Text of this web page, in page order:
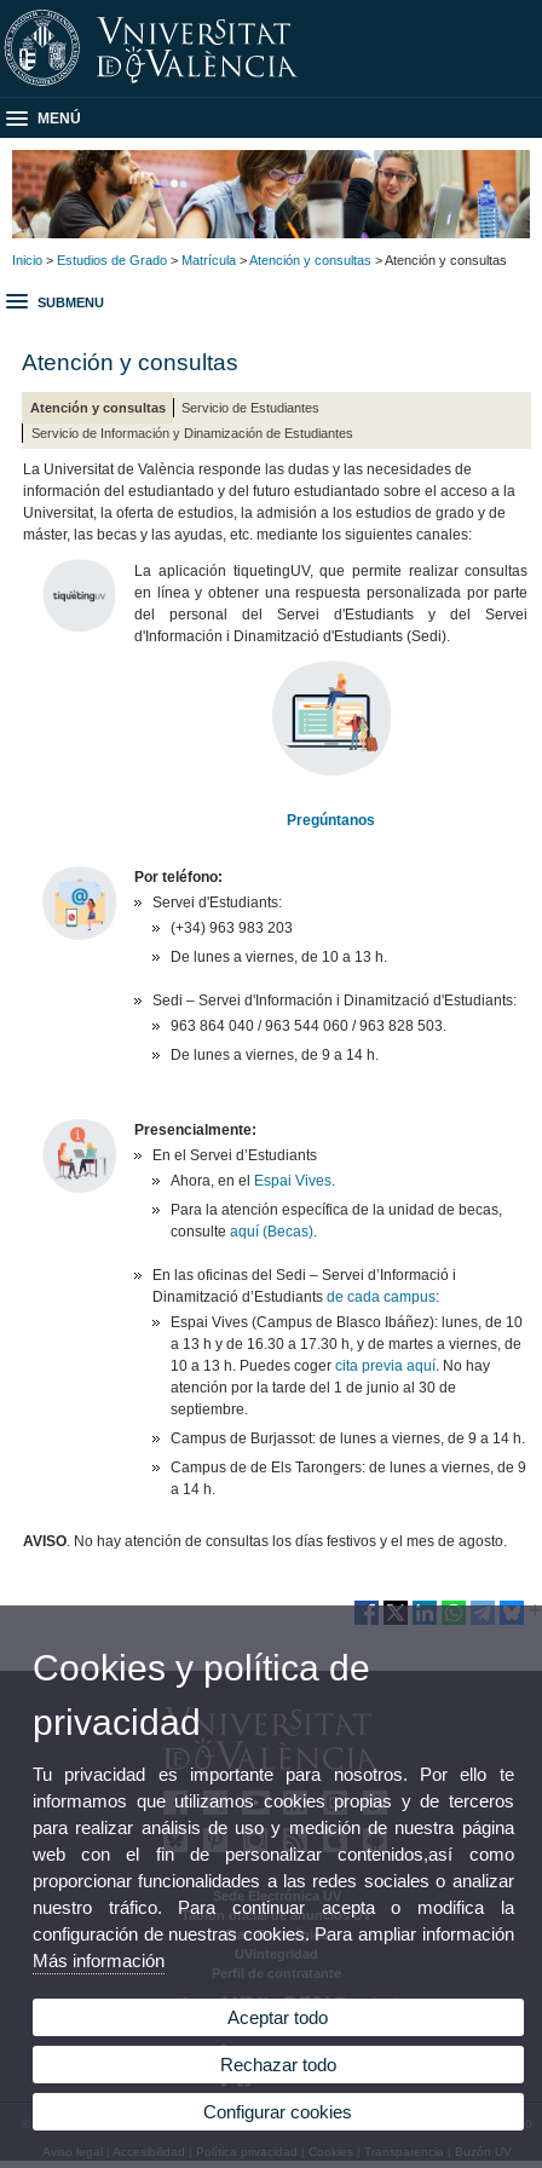
MENÚ
Inicio > Estudios de Grado > Matrícula >Atención y consultas > Atención y consultas
SUBMENU
Atención y consultas
Atención y consultas
Servicio de Estudiantes
Servicio de Información y Dinamización de Estudiantes
La Universitat de València responde las dudas y las necesidades de
información del estudiantado y del futuro estudiantado sobre el acceso a la
Universitat, la oferta de estudios, la admisión a los estudios de grado y de
máster, las becas y las ayudas, etc. mediante los siguientes canales:
La aplicación tiquetingUV, que permite realizar consultas
en línea y obtener una respuesta personalizada por parte
del personal del Servei d'Estudiants y del Servei
d'Información i Dinamització d'Estudiants (Sedi).
Pregúntanos
Por teléfono:
Servei d'Estudiants:
(+34) 963 983 203
De lunes a viernes, de 10 a 13 h.
Sedi –Servei d'Información i Dinamització d'Estudiants:
963 864 040 / 963 544 060 / 963 828 503.
De lunes a viernes, de 9 a 14 h.
Presencialmente:
En el Servei d’Estudiants
Ahora, en el
Espai Vives.
Para la atención específica de la unidad de becas,
consulteaquí (Becas).
En las oficinas del Sedi – Servei d’Informació i
Dinamització d’Estudiantsde cada campus:
Espai Vives (Campus de Blasco Ibáñez): lunes, de 10
a 13 h y de 16.30 a 17.30 h, y de martes a viernes, de
10 a 13 h. Puedes cogercita previa aquí. No hay
atención por la tarde del 1 de junio al 30 de
septiembre.
Campus de Burjassot:de lunes a viernes, de 9 a 14 h.
Campus de de Els Tarongers: de lunes a viernes, de 9
a 14 h.
AVISO. No hay atención de consultas los días festivos y el mes de agosto.
Sede Electrónica UV
Tablón oficial de anuncios UV
Plan Estratégico
UVintegridad
Perfil de contratante
© 2026 UV. - Av. Blasco Ibáñez, 13. 46010 València. Espanya. Tel. UV: (+34) 963 86 41 00
Aviso legal Accesibilidad Política privacidad Cookies Transparencia Buzón UV
Cookies y política de
privacidad
Tu privacidad es importante para nosotros. Por ello te
informamos que utilizamos cookies propias y de terceros
para realizar análisis de uso y medición de nuestra página
web con el fin de personalizar contenidos,así como
proporcionar funcionalidades a las redes sociales o analizar
nuestro tráfico. Para continuar acepta o modifica la
configuración de nuestras cookies. Para ampliar información
Más información
Aceptar todo
Rechazar todo
Configurar cookies